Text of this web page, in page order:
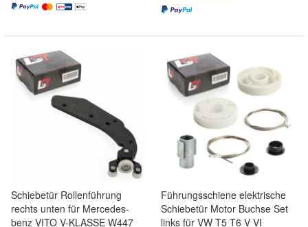
Schiebetür Rollenführung
rechts unten für Mercedes-
benz VITO V-KLASSE W447
Führungsschiene elektrische
Schiebetür Motor Buchse Set
links für VW T5 T6 V VI